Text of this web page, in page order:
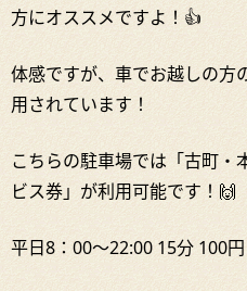
方にオススメですよ！👍
体感ですが、車でお越しの方
用されています！
こちらの駐車場では「古町・
ビス券」が利用可能です！🙌
平日8：00～22:00 15分 100